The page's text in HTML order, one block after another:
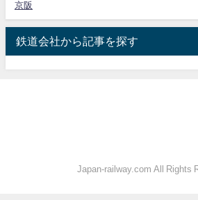
京阪
鉄道会社から記事を探す
Japan-railway.com All Rights